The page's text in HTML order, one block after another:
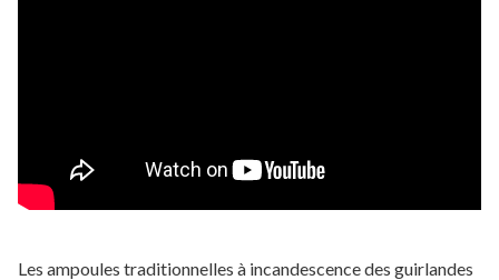
Les ampoules traditionnelles à incandescence des guirlandes